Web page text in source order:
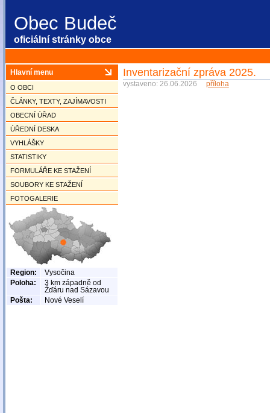
Obec Budeč
oficiální stránky obce
Inventarizační zpráva 2025.
vystaveno: 26.06.2026 příloha
Hlavní menu
O OBCI
ČLÁNKY, TEXTY, ZAJÍMAVOSTI
OBECNÍ ÚŘAD
ÚŘEDNÍ DESKA
VYHLÁŠKY
STATISTIKY
FORMULÁŘE KE STAŽENÍ
SOUBORY KE STAŽENÍ
FOTOGALERIE
Region:
Vysočina
Poloha:
3 km západně od
Žďáru nad Sázavou
Pošta:
Nové Veselí